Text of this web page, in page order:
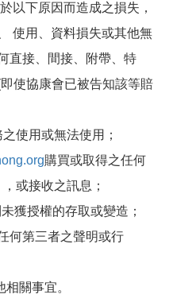
以下原因而造成之損失，
使用、資料損失或其他無
直接、間接、附帶、特
使協康會已被告知該等賠
之使用或無法使用；
購買或取得之任何
或接收之訊息；
獲授權的存取或變造；
何第三者之聲明或行
相關事宜。